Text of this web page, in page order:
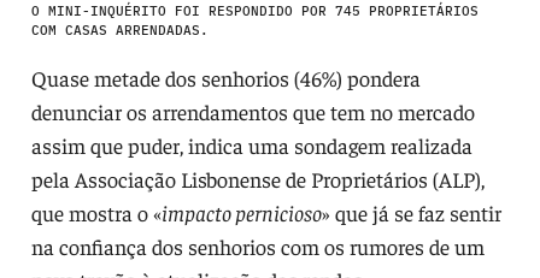
O MINI-INQUÉRITO FOI RESPONDIDO POR 745 PROPRIETÁRIOS
COM CASAS ARRENDADAS.
Quase metade dos senhorios (46%) pondera
denunciar os arrendamentos que tem no mercado
assim que puder, indica uma sondagem realizada
pela Associação Lisbonense de Proprietários (ALP),
que mostra o «impacto pernicioso» que já se faz sentir
na confiança dos senhorios com os rumores de um